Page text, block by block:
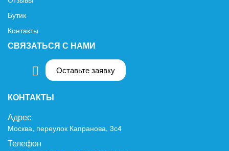
Бутик
Контакты
СВЯЗАТЬСЯ С НАМИ
Оставьте заявку
КОНТАКТЫ
Адрес
Москва, переулок Капранова, 3с4
Телефон